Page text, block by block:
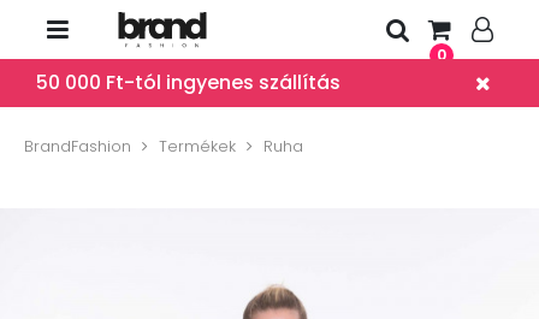
0
50 000 Ft-tól ingyenes szállítás
BrandFashion Termékek Ruha